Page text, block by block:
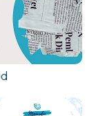
inimesi ning
Linna
kontserdid,